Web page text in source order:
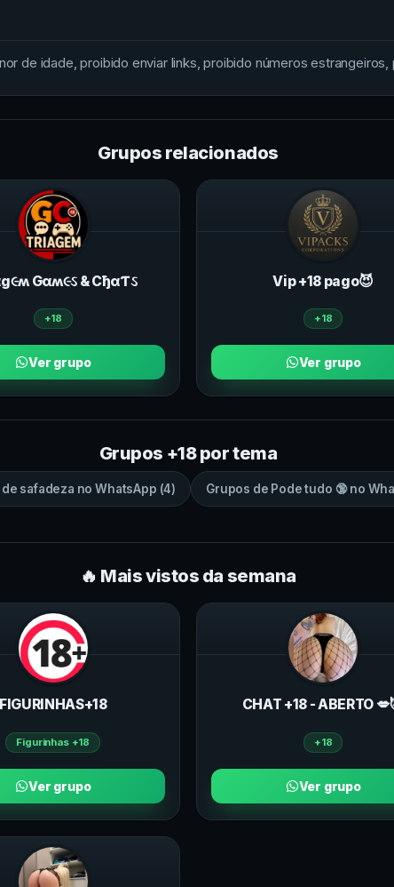
de idade, proibido enviar links, proibido números estrangeiros,
Grupos relacionados
Gαʍ૯ઽ & CђαƬઽ
+18
Ver grupo
Vip +18 pago😈
+18
Ver grupo
Grupos +18 por tema
safadeza noWhatsApp (4) Grupos de Pode tudo 🔞no
🔥 Mais vistos da semana
FIGURINHAS+18
Figurinhas +18
Ver grupo
CHAT +18 - ABERTO
+18
Ver grupo